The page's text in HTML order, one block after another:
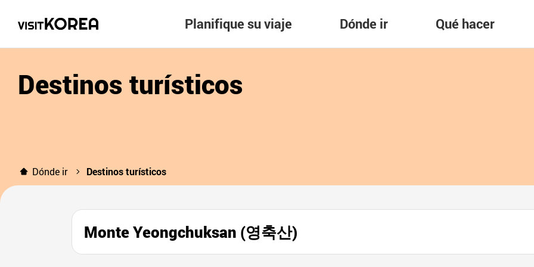
Planifique su viaje Dónde ir Qué hacer
Destinos turísticos
Dónde ir Destinos turísticos
Monte Yeongchuksan (영축산)